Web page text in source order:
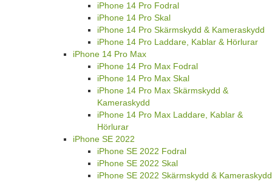
iPhone 14 Pro Fodral
iPhone 14 Pro Skal
iPhone 14 Pro Skärmskydd & Kameraskydd
iPhone 14 Pro Laddare, Kablar & Hörlurar
iPhone 14 Pro Max
iPhone 14 Pro Max Fodral
iPhone 14 Pro Max Skal
iPhone 14 Pro Max Skärmskydd &
Kameraskydd
iPhone 14 Pro Max Laddare, Kablar &
Hörlurar
iPhone SE 2022
iPhone SE 2022 Fodral
iPhone SE 2022 Skal
iPhone SE 2022 Skärmskydd & Kameraskydd